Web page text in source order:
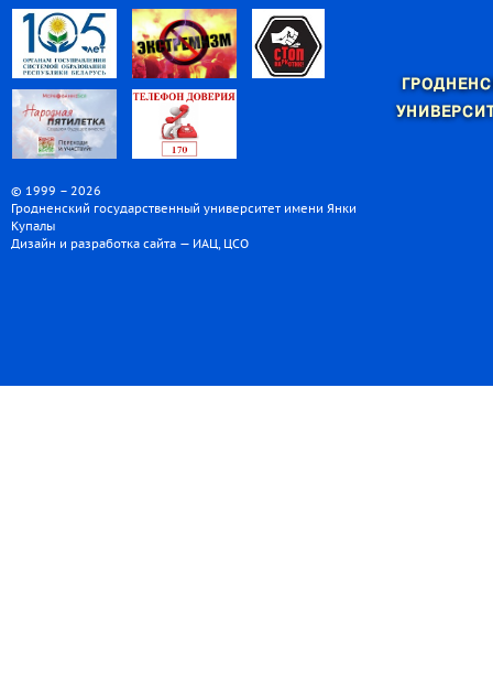
© 1999 – 2026
Гродненский государственный университет имени Янки
Купалы
Дизайн и разработка сайта — ИАЦ, ЦСО